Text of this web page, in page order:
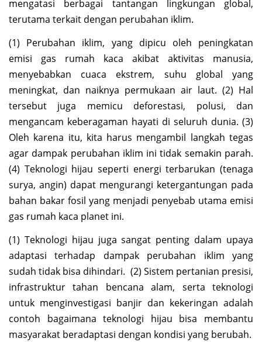
mengatasi berbagai tantangan lingkungan global,
terutama terkait dengan perubahan iklim.
(1) Perubahan iklim, yang dipicu oleh peningkatan
emisi gas rumah kaca akibat aktivitas manusia,
menyebabkan cuaca ekstrem, suhu global yang
meningkat, dan naiknya permukaan air laut. (2) Hal
tersebut juga memicu deforestasi, polusi, dan
mengancam keberagaman hayati di seluruh dunia. (3)
Oleh karena itu, kita harus mengambil langkah tegas
agar dampak perubahan iklim ini tidak semakin parah.
(4) Teknologi hijau seperti energi terbarukan (tenaga
surya, angin) dapat mengurangi ketergantungan pada
bahan bakar fosil yang menjadi penyebab utama emisi
gas rumah kaca planet ini.
(1) Teknologi hijau juga sangat penting dalam upaya
adaptasi terhadap dampak perubahan iklim yang
sudah tidak bisa dihindari. (2) Sistem pertanian presisi,
infrastruktur tahan bencana alam, serta teknologi
untuk menginvestigasi banjir dan kekeringan adalah
contoh bagaimana teknologi hijau bisa membantu
masyarakat beradaptasi dengan kondisi yang berubah.